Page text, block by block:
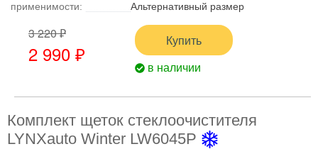
применимости:
Альтернативный размер
3 220 ₽
2 990 ₽
Купить
в наличии
Комплект щеток стеклоочистителя
LYNXauto Winter LW6045P